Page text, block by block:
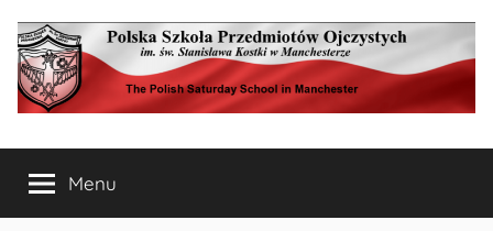
do
treści
Polska
Szkoła
Saturday
School
Menu